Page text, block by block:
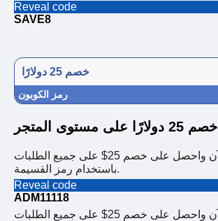
Reveal code
SAVE8
خصم 25 دولارًا
رمز الكوبون
خصم 25 دولارًا على مستوى المتجر
تسوق الآن واحصل على خصم 25$ على جميع الطلبات
باستخدام رمز القسيمة.
Reveal code
ADM11118
تسوق الآن واحصل على خصم 25$ على جميع الطلبات